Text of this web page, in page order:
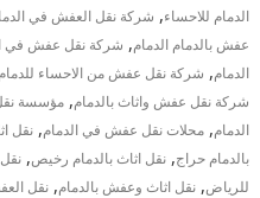
الدمام للاحساء, شركة نقل العفش في
عفش بالدمام الدمام, شركة نقل عفش في
الدمام, شركة نقل عفش من الاحساء للدمام
شركة نقل عفش واثاث بالدمام,مؤسسة
الدمام,محلات نقل عفش في الدمام,نقل
بالدمام حراج,نقل اثاث بالدمام رخيص,
للرياض,نقل اثاث وعفش بالدمام,نقل